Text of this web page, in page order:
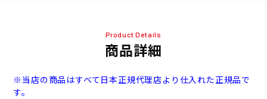
Product Details
商品詳細
※当店の商品はすべて日本正規代理店より仕入れた正規品で
す。